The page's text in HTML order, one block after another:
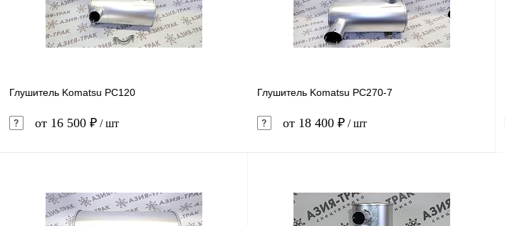
Глушитель Komatsu PC120
от 16 500 ₽ / шт
Купить в 1 клик Сравнение
Глушитель Komatsu PC270-7
от 18 400 ₽ / шт
Купить в 1 клик Сравнение